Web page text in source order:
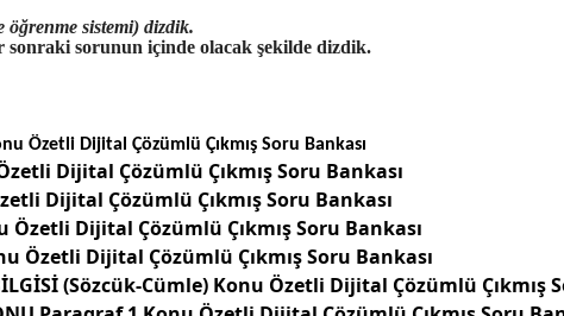
öğrenme sistemi) dizdik.
sonraki sorunun içinde olacak şekilde dizdik.
Özetli Dijital Çözümlü Çıkmış Soru Bankası
Dijital Çözümlü Çıkmış Soru Bankası
Dijital Çözümlü Çıkmış Soru Bankası
Dijital Çözümlü Çıkmış Soru Bankası
Özetli Dijital Çözümlü Çıkmış Soru Bankası
(Sözcük-Cümle) Konu Özetli Dijital Çözümlü Çıkmış